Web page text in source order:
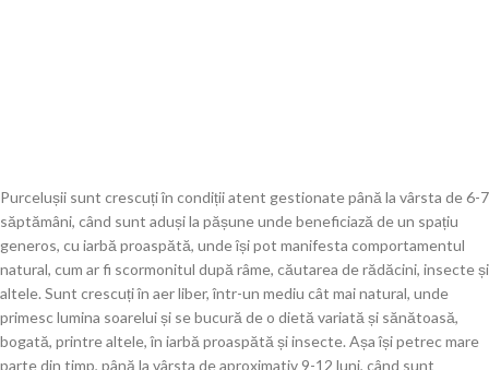
Purcelușii sunt crescuți în condiții atent gestionate până la vârsta de 6-7
săptămâni, când sunt aduși la pășune unde beneficiază de un spațiu
generos, cu iarbă proaspătă, unde își pot manifesta comportamentul
natural, cum ar fi scormonitul după râme, căutarea de rădăcini, insecte și
altele. Sunt crescuți în aer liber, într-un mediu cât mai natural, unde
primesc lumina soarelui și se bucură de o dietă variată și sănătoasă,
bogată, printre altele, în iarbă proaspătă și insecte. Așa își petrec mare
parte din timp, până la vârsta de aproximativ 9-12 luni, când sunt